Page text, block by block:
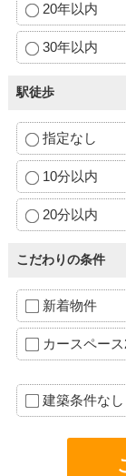
20年以内
30年以内
駅徒歩
指定なし
10分以内
20分以内
こだわりの条件
新着物件
カースペー
建築条件なし